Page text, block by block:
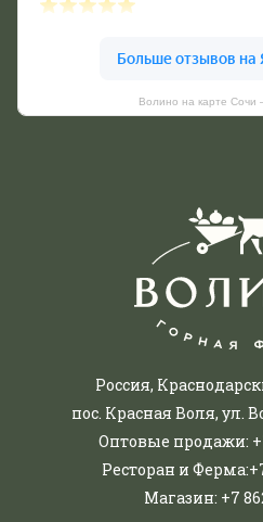
Волино на карте Сочи
Россия,
пос. Красная Воля, ул.
Оптовые продажи:
Ресторан и Ферма:
Магазин: +7